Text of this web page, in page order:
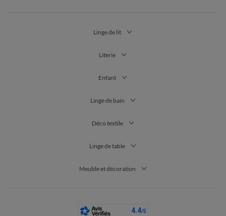
Linge de lit
Literie
Enfant
Linge de bain
Déco textile
Linge de table
Meuble et décoration